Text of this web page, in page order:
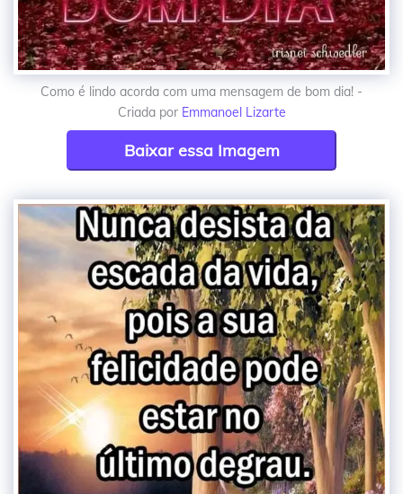
Como é lindo acorda com uma mensagem de bom dia! -
Criada por Emmanoel Lizarte
Baixar essa Imagem